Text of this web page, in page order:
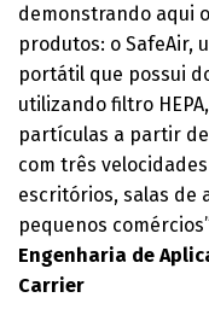
demonstrando aqui
produtos: o SafeAir,
portátil que possui
utilizando filtro
partículas a partir
com três
escritórios, salas de
pequenos
Engenharia de
Carrier